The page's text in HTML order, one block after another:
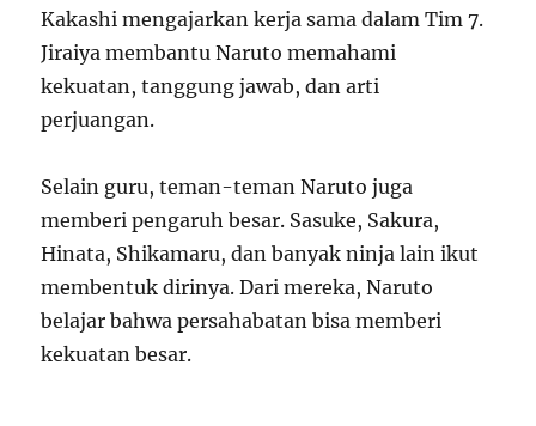
Kakashi mengajarkan kerja sama dalam Tim 7.
Jiraiya membantu Naruto memahami
kekuatan, tanggung jawab, dan arti
perjuangan.
Selain guru, teman-teman Naruto juga
memberi pengaruh besar. Sasuke, Sakura,
Hinata, Shikamaru, dan banyak ninja lain ikut
membentuk dirinya. Dari mereka, Naruto
belajar bahwa persahabatan bisa memberi
kekuatan besar.